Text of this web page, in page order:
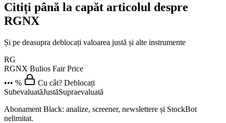
Citiți până la capăt articolul despre
RGNX
Și pe deasupra deblocați valoarea justă și alte instrumente
RG
RGNX Bulios Fair Price
••• %
Cu cât? Deblocați
SubevaluatăJustăSupraevaluată
Abonament Black: analize, screener, newslettere și StockBot
nelimitat.